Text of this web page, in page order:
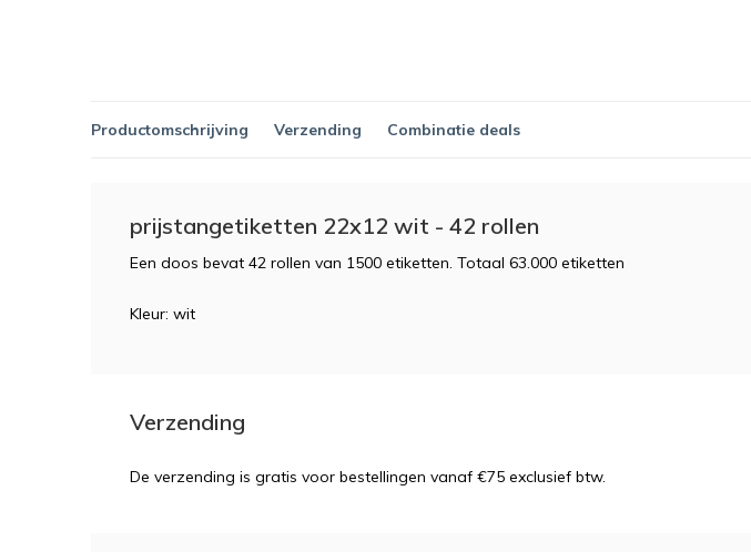
Productomschrijving Verzending Combinatie deals
prijstangetiketten 22x12 wit - 42 rollen
Een doos bevat 42 rollen van 1500 etiketten. Totaal 63.000 etiketten
Kleur: wit
Verzending
De verzending is gratis voor bestellingen vanaf €75 exclusief btw.